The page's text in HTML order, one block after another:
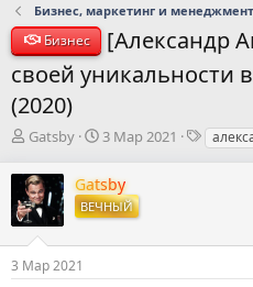
Бизнес, маркетинг и менеджмент
Бизнес
[Александр
своей уникальности
(2020)
А
т
о
р
м
Gatsby
Д
т
а
н
а
3 Мар 2021
Т
Gatsby
ВЕЧНЫЙ
3 Мар 2021